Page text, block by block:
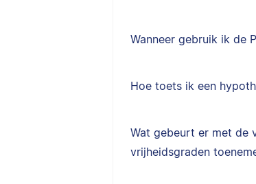
Wanneer gebruik ik de
Hoe toets ik een
Wat gebeurt er met de
vrijheidsgraden